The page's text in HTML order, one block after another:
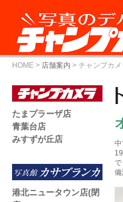
HOME > 店舗案内 > チャンプカ
備
たまプラーザ店
青葉台店
みすずが丘店
港北ニュータウン店(閉